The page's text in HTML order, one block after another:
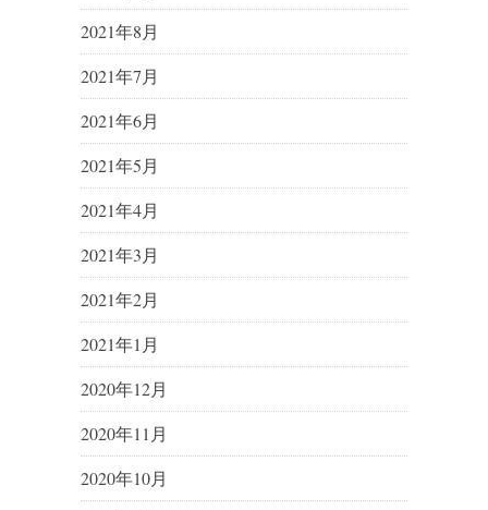
2021年8月
2021年7月
2021年6月
2021年5月
2021年4月
2021年3月
2021年2月
2021年1月
2020年12月
2020年11月
2020年10月